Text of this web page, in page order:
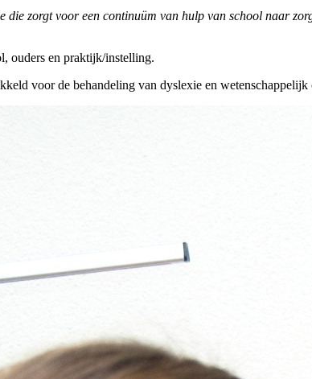
zorgt voor een continuüm van hulp van school naar
ouders en praktijk/instelling.
voor de behandeling van dyslexie en